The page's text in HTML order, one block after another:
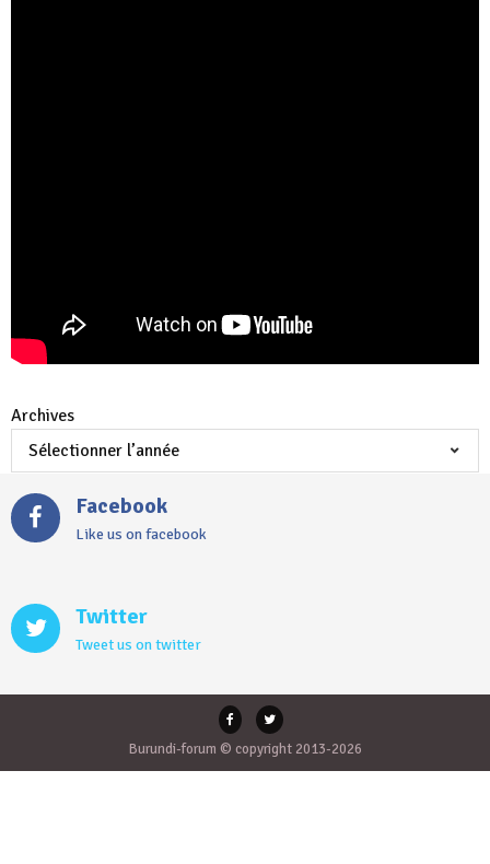
Archives
Facebook
Like us on facebook
Twitter
Tweet us on twitter
Burundi-forum © copyright 2013-2026